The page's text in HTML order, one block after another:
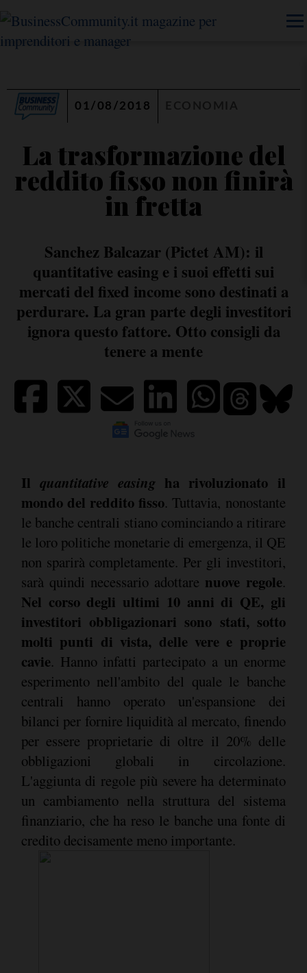
01/08/2018
La trasformazione del
reddito fisso non finirà
in fretta
Sanchez Balcazar (Pictet AM): il
quantitative easing e i suoi effetti sui
mercati del fixed income sono destinati a
perdurare. La gran parte degli investitori
ignora questo fattore. Otto consigli da
tenere a mente
Il quantitative easingha rivoluzionato il
mondo del reddito fisso. Tuttavia, nonostante
le banche centrali stiano cominciando a ritirare
le loro politiche monetarie di emergenza, il QE
non sparirà completamente. Per gli investitori,
sarà quindi necessario adottare nuove regole.
Nel corso degli ultimi 10 anni di QE, gli
investitori obbligazionari sono stati, sotto
molti punti di vista, delle vere e proprie
cavie. Hanno infatti partecipato a un enorme
esperimento nell'ambito del quale le banche
centrali hanno operato un'espansione dei
bilanci per fornire liquidità al mercato, finendo
per essere proprietarie di oltre il 20% delle
obbligazioni globali in circolazione.
L'aggiunta di regole più severe ha determinato
un cambiamento nella struttura del sistema
finanziario, che ha reso le banche una fonte di
credito decisamente meno importante.